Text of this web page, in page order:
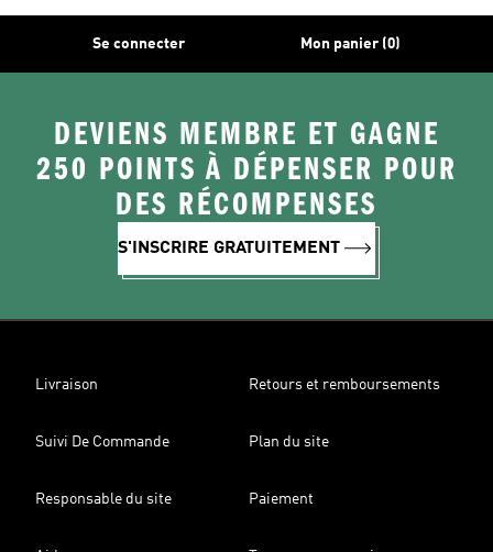
Se connecter Mon panier (0)
DEVIENS MEMBRE ET GAGNE
250 POINTS À DÉPENSER POUR
DES RÉCOMPENSES
S'INSCRIRE GRATUITEMENT
Livraison Retours et remboursements
Suivi De Commande Plan du site
Responsable du site Paiement